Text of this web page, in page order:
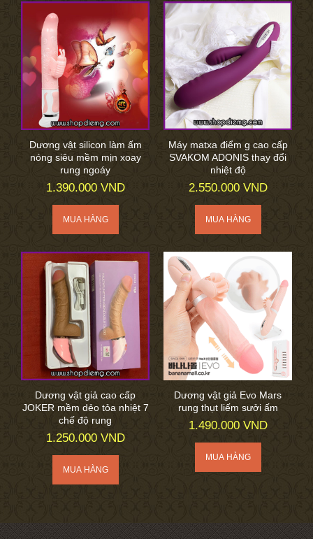
Dương vật silicon làm ấm
nóng siêu mềm mịn xoay
rung ngoáy
1.390.000 VND
Máy matxa điểm g cao cấp
SVAKOM ADONIS thay đổi
nhiệt độ
2.550.000 VND
Dương vật giả cao cấp
JOKER mềm dẻo tỏa nhiệt 7
chế độ rung
1.250.000 VND
Dương vật giả Evo Mars
rung thụt liếm sưởi ấm
1.490.000 VND